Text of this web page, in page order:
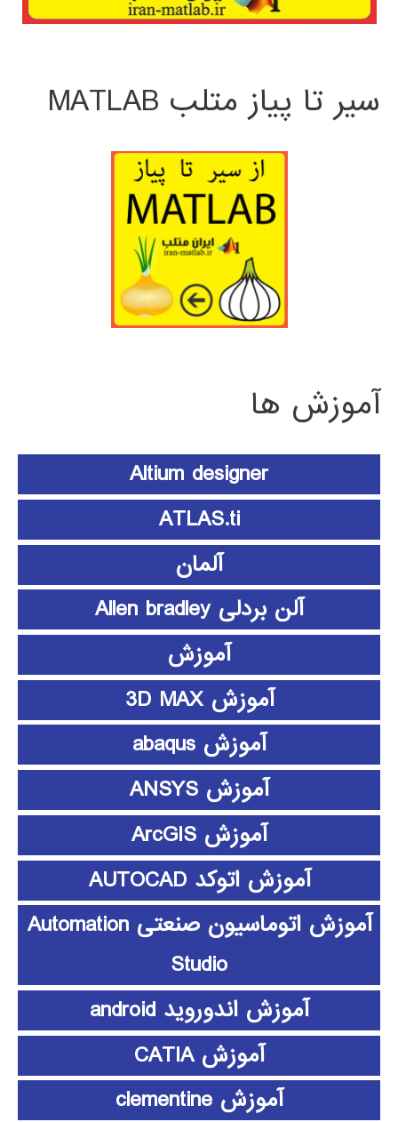
سیر تا پیاز متلب MATLAB
آموزش ها
Altium designer
ATLAS.ti
آلمان
آلن بردلی Allen bradley
آموزش
آموزش 3D MAX
آموزش abaqus
آموزش ANSYS
آموزش ArcGIS
آموزش اتوکد AUTOCAD
آموزش اتوماسیون صنعتی Automation
Studio
آموزش اندوروید android
آموزش CATIA
آموزش clementine